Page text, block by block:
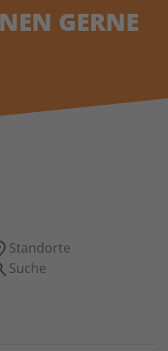
GERNE
Standorte
Suche